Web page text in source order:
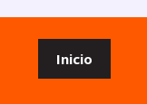
Inicio